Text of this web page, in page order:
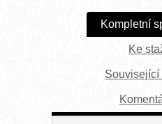
Kompletní
Ke
Související